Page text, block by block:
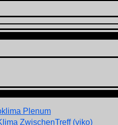
Plenum
ZwischenTreff (viko)